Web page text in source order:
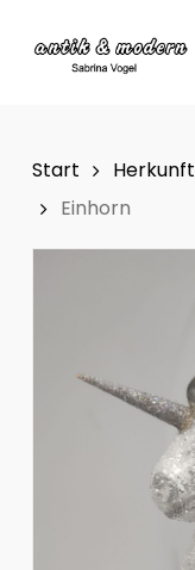
Start Herkunft
Einhorn